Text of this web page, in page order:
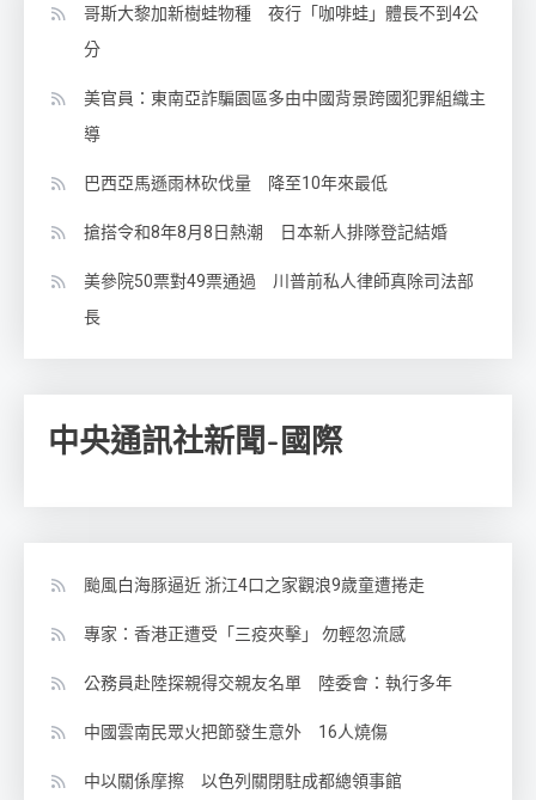
哥斯大黎加新樹蛙物種 夜行「咖啡蛙」體長不到4公
分
美官員：東南亞詐騙園區多由中國背景跨國犯罪組織主
導
巴西亞馬遜雨林砍伐量 降至10年來最低
搶搭令和8年8月8日熱潮 日本新人排隊登記結婚
美參院50票對49票通過 川普前私人律師真除司法部
長
中央通訊社新聞-國際
颱風白海豚逼近 浙江4口之家觀浪9歲童遭捲走
專家：香港正遭受「三疫夾擊」 勿輕忽流感
公務員赴陸探親得交親友名單 陸委會：執行多年
中國雲南民眾火把節發生意外 16人燒傷
中以關係摩擦 以色列關閉駐成都總領事館